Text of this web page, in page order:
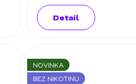
Detail
NOVINKA
BEZ NIKOTINU